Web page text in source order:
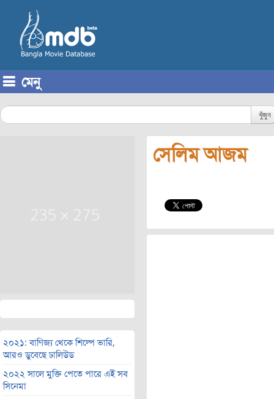
মেনু
খুঁজুন
২০২১: বাণিজ্য থেকে শিল্পে ভারি,
আরও ডুবেছে ঢালিউড
২০২২ সালে মুক্তি পেতে পারে এই সব
সিনেমা
সেলিম আজম